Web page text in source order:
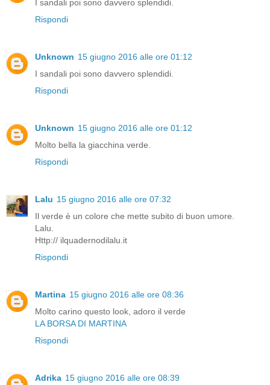
I sandali poi sono davvero splendidi.
Rispondi
Unknown 15 giugno 2016 alle ore 01:12
I sandali poi sono davvero splendidi.
Rispondi
Unknown 15 giugno 2016 alle ore 01:12
Molto bella la giacchina verde.
Rispondi
Lalu 15 giugno 2016 alle ore 07:32
Il verde è un colore che mette subito di buon umore.
Lalu.
Http:// ilquadernodilalu.it
Rispondi
Martina 15 giugno 2016 alle ore 08:36
Molto carino questo look, adoro il verde
LA BORSA DI MARTINA
Rispondi
Adrika 15 giugno 2016 alle ore 08:39